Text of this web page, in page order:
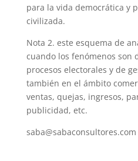
para la vida democrática y
civilizada.
Nota 2. este esquema de
cuando los fenómenos son
procesos electorales y de
también en el ámbito
ventas, quejas, ingresos,
publicidad, etc.
saba@sabaconsultores.com